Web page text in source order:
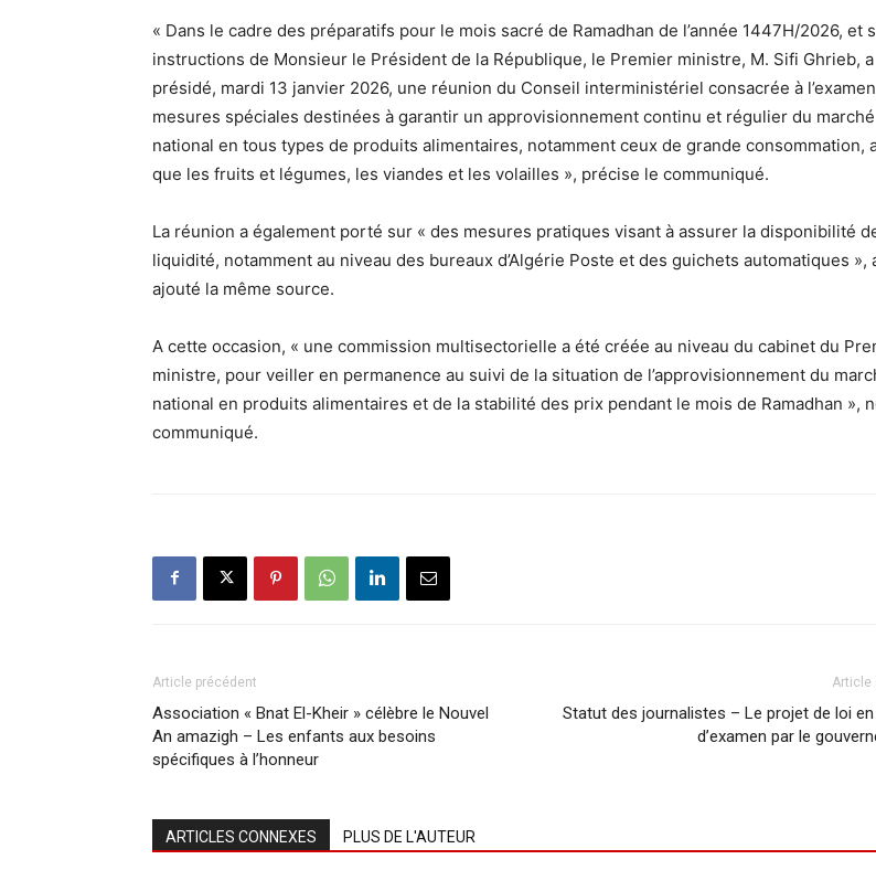
« Dans le cadre des préparatifs pour le mois sacré de Ramadhan de l’année 1447H/2026, et
instructions de Monsieur le Président de la République, le Premier ministre, M. Sifi Ghrieb, a
présidé, mardi 13 janvier 2026, une réunion du Conseil interministériel consacrée à
mesures spéciales destinées à garantir un approvisionnement continu et régulier du marché
national en tous types de produits alimentaires, notamment ceux de grande consommation,
que les fruits et légumes, les viandes et les volailles », précise le communiqué.
La réunion a également porté sur « des mesures pratiques visant à assurer la disponibilité
liquidité, notamment au niveau des bureaux d’Algérie Poste et des guichets automatiques »,
ajouté la même source.
A cette occasion, « une commission multisectorielle a été créée au niveau du cabinet du
ministre, pour veiller en permanence au suivi de la situation de l’approvisionnement du
national en produits alimentaires et de la stabilité des prix pendant le mois de Ramadhan »,
communiqué.
Article précédent
Association « Bnat El-Kheir » célèbre le Nouvel
An amazigh – Les enfants aux besoins
spécifiques à l’honneur
Article
Statut des journalistes – Le projet de loi
d’examen par le
ARTICLES CONNEXES PLUS DE L'AUTEUR